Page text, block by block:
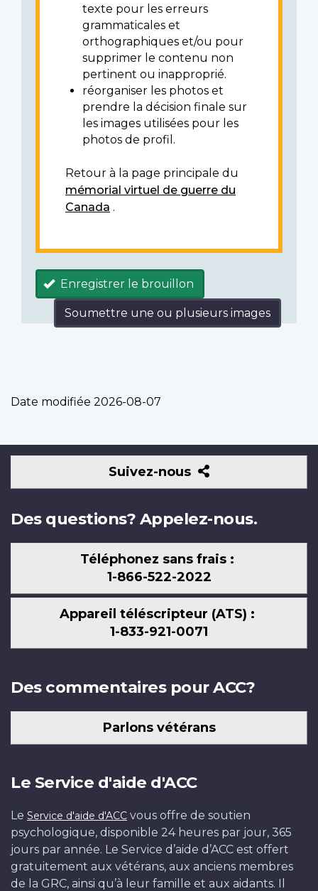
texte pour les erreurs
grammaticales et
orthographiques et/ou pour
supprimer le contenu non
pertinent ou inapproprié.
réorganiser les photos et
prendre la décision finale sur
les images utilisées pour les
photos de profil.
Retour à la page principale du
mémorial virtuel de guerre du
Canada .
Enregistrer le brouillon
Soumettre une ou plusieurs images
Date modifiée 2026-08-07
Suivez-nous
Suivez-
nous
Des questions? Appelez-nous.
Téléphonez sans frais :
1-866-522-2022
Appareil téléscripteur (ATS) :
1-833-921-0071
Des commentaires pour ACC?
Parlons vétérans
Le Service d'aide d'ACC
Le Service d'aide d'ACC vous offre de soutien
psychologique, disponible 24 heures par jour, 365
jours par année. Le Service d’aide d’ACC est offert
gratuitement aux vétérans, aux anciens membres
de la GRC, ainsi qu’à leur famille et aux aidants. Il